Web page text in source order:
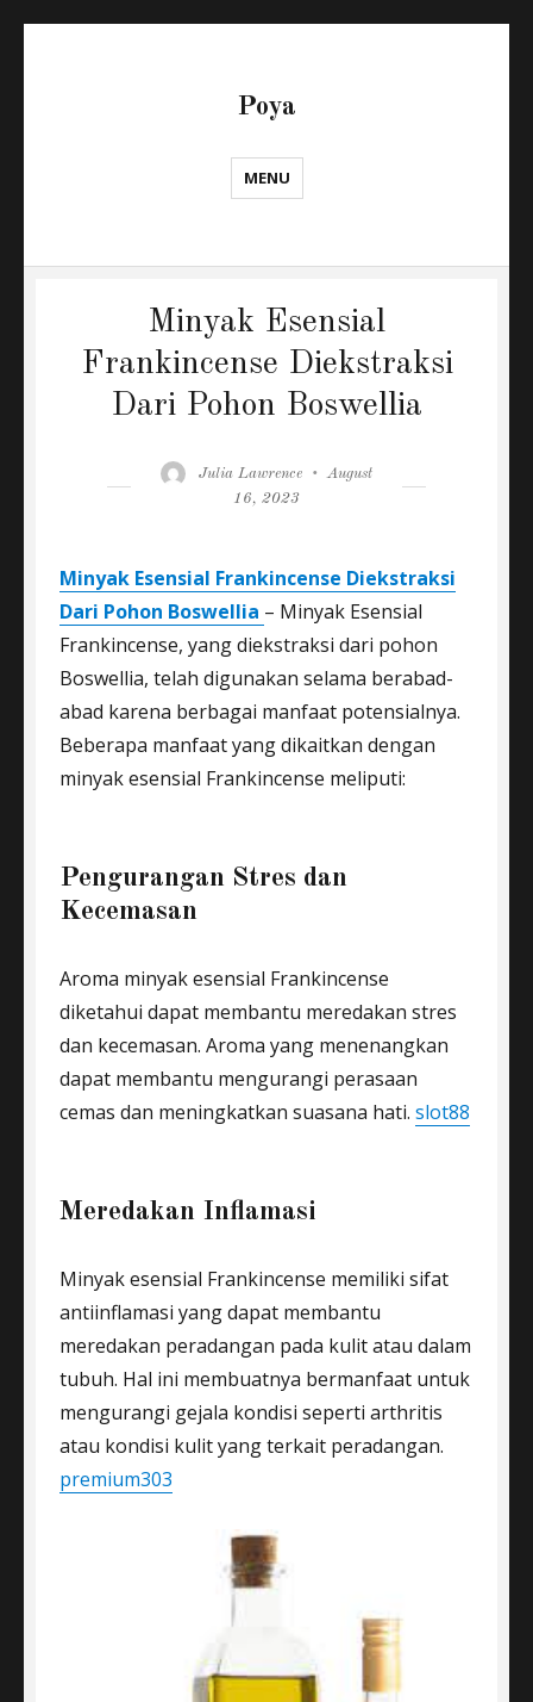
Poya
MENU
Minyak Esensial
Frankincense Diekstraksi
Dari Pohon Boswellia
Author
Julia Lawrence
Posted
August
16, 2023
Minyak Esensial Frankincense Diekstraksi
Dari Pohon Boswellia – Minyak Esensial
Frankincense, yang diekstraksi dari pohon
Boswellia, telah digunakan selama berabad-
abad karena berbagai manfaat potensialnya.
Beberapa manfaat yang dikaitkan dengan
minyak esensial Frankincense meliputi:
Pengurangan Stres dan
Kecemasan
Aroma minyak esensial Frankincense
diketahui dapat membantu meredakan stres
dan kecemasan. Aroma yang menenangkan
dapat membantu mengurangi perasaan
cemas dan meningkatkan suasana hati. slot88
Meredakan Inflamasi
Minyak esensial Frankincense memiliki sifat
antiinflamasi yang dapat membantu
meredakan peradangan pada kulit atau dalam
tubuh. Hal ini membuatnya bermanfaat untuk
mengurangi gejala kondisi seperti arthritis
atau kondisi kulit yang terkait peradangan.
premium303